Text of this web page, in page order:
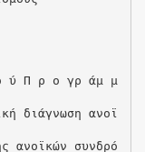
ύ Π ρ ο γρ άμ μ
διάγνωση ανοϊ
ανοϊκών συνδρό